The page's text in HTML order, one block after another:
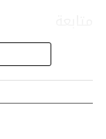
قسم الاخبار